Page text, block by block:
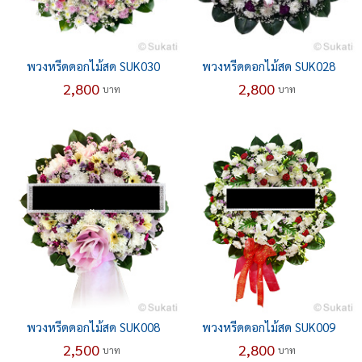
พวงหรีดดอกไม้สด SUK030
2,800 บาท
พวงหรีดดอกไม้สด SUK028
2,800 บาท
พวงหรีดดอกไม้สด SUK008
2,500 บาท
พวงหรีดดอกไม้สด SUK009
2,800 บาท